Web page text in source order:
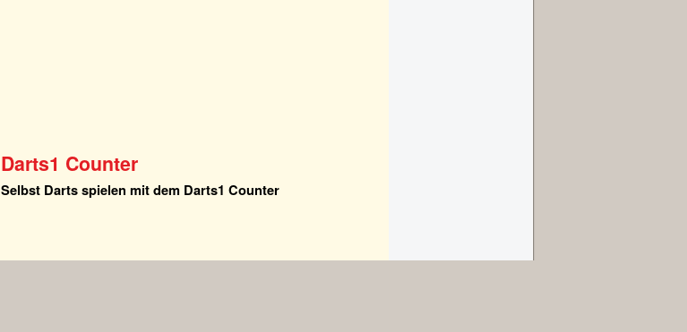
Darts1 Counter
Selbst Darts spielen mit dem Darts1 Counter